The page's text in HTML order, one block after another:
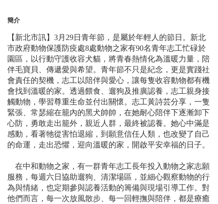
簡介
【新北市訊】3月29日青年節，是屬於年輕人的節日。新北
市政府動物保護防疫處8處動物之家有90名青年志工忙碌於
園區，以行動守護收容犬貓，將青春熱情化為溫暖力量，陪
伴毛寶貝、傳遞愛與希望。青年節不只是紀念，更是實踐社
會責任的契機，志工以陪伴與愛心，讓每隻收容動物都有機
會找到溫暖的家。透過餵食、遛狗及推廣認養，志工親身接
觸動物，學習尊重生命並付出關懷。志工黃詩芸分享，一隻
緊張、常瑟縮在籠內的黑犬帥帥，在她耐心陪伴下逐漸卸下
心防，勇敢走出籠外，親近人群，最終被認養。她心中滿是
感動，看著牠從害怕退縮，到願意信任人類，也改變了自己
的命運，走出恐懼，迎向溫暖的家，開啟平安幸福的日子。
在中和動物之家，有一群青年志工長年投入動物之家志願
服務，每週六日協助遛狗、清潔場區，並細心觀察動物的行
為與情緒，也定期參與認養活動的籌備與現場引導工作。對
他們而言，每一次放風散步、每一回輕撫與陪伴，都是療癒